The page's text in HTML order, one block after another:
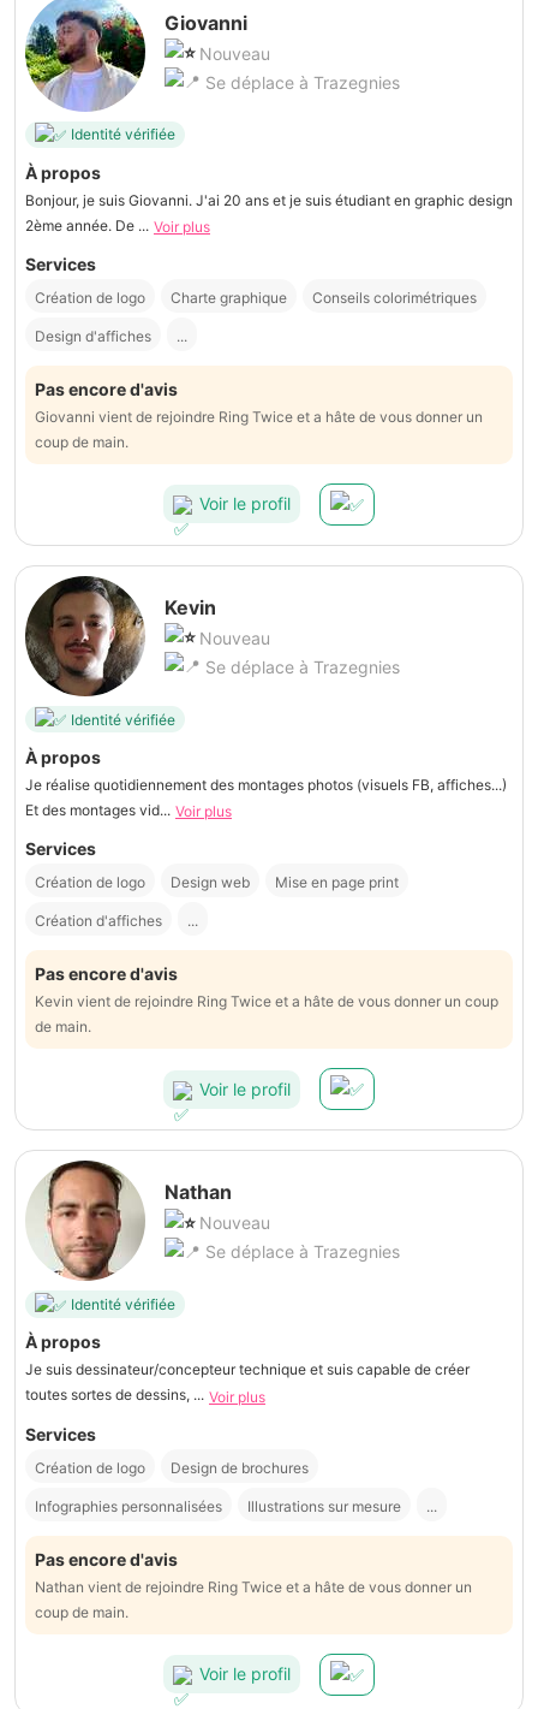
Giovanni
Nouveau
Se déplace à Trazegnies
Identité vérifiée
À propos
Bonjour, je suis Giovanni. J'ai 20 ans et je suis étudiant en graphic design
2ème année. De ... Voir plus
Services
Création de logo Charte graphique Conseils colorimétriques
Design d'affiches ...
Pas encore d'avis
Giovanni vient de rejoindre Ring Twice et a hâte de vous donner un
coup de main.
Voir le profil
Kevin
Nouveau
Se déplace à Trazegnies
Identité vérifiée
À propos
Je réalise quotidiennement des montages photos (visuels FB, affiches...)
Et des montages vid... Voir plus
Services
Création de logo Design web Mise en page print
Création d'affiches ...
Pas encore d'avis
Kevin vient de rejoindre Ring Twice et a hâte de vous donner un coup
de main.
Voir le profil
Nathan
Nouveau
Se déplace à Trazegnies
Identité vérifiée
À propos
Je suis dessinateur/concepteur technique et suis capable de créer
toutes sortes de dessins, ... Voir plus
Services
Création de logo Design de brochures
Infographies personnalisées Illustrations sur mesure ...
Pas encore d'avis
Nathan vient de rejoindre Ring Twice et a hâte de vous donner un
coup de main.
Voir le profil